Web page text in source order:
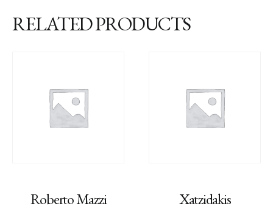
RELATED PRODUCTS
Roberto Mazzi
Xatzidakis